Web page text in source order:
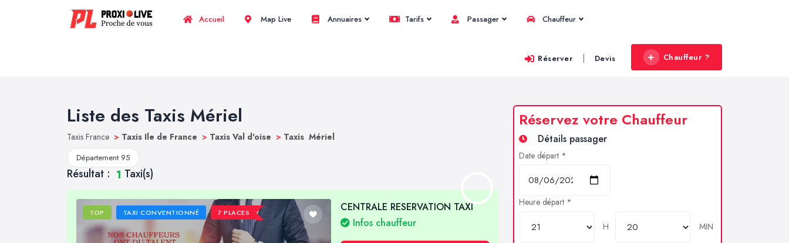
Accueil Map Live Annuaires Tarifs Passager Chauffeur
Réserver | Devis Chauffeur ?
Liste des Taxis Mériel
Taxis France > Taxis Ile de France > Taxis Val d'oise > Taxis Mériel
Département 95
Résultat : 1 Taxi(s)
TOP TAXI CONVENTIONNÉ 7 PLACES
CENTRALE RESERVATION TAXI
Infos chauffeur
Réservez votre Chauffeur
Détails passager
Date départ *
Heure départ *
H
MIN